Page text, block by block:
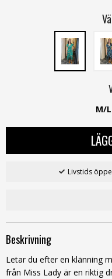
M/L
Livstids
Beskrivning
Letar du efter en klänning
från Miss Lady är en riktig